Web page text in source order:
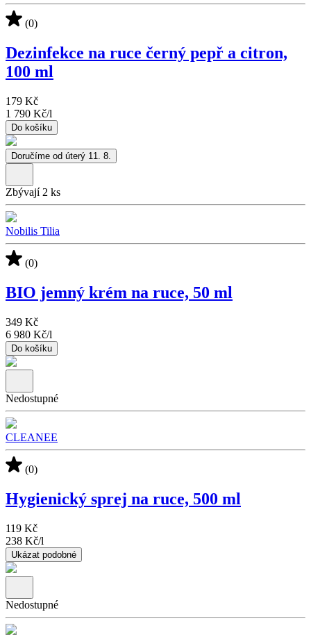
(0)
Dezinfekce na ruce černý pepř a citron,
100 ml
179 Kč
1 790 Kč/l
Do košíku
Doručíme od úterý 11. 8.
Zbývají 2 ks
Nobilis Tilia
(0)
BIO jemný krém na ruce, 50 ml
349 Kč
6 980 Kč/l
Do košíku
Nedostupné
CLEANEE
(0)
Hygienický sprej na ruce, 500 ml
119 Kč
238 Kč/l
Ukázat podobné
Nedostupné